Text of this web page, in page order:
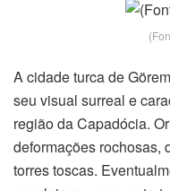
A cidade turca de
seu visual surreal e
região da Capadócia.
deformações rochosas,
torres toscas.